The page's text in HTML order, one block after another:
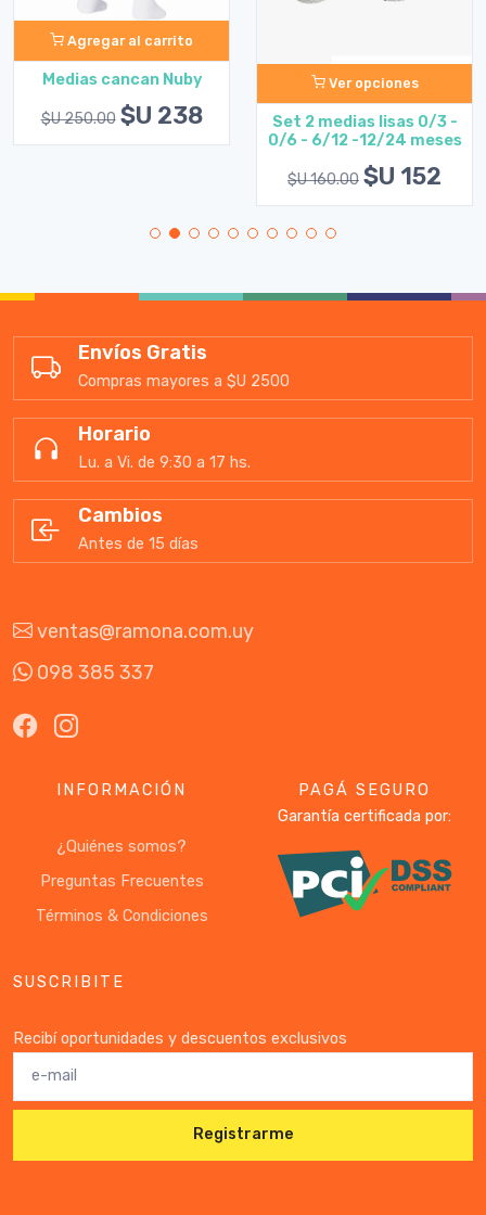
Agregar al carrito
Medias cancan Nuby
$U 250.00 $U 238
Ver opciones
Set 2 medias lisas 0/3 -
0/6 - 6/12 -12/24 meses
$U 160.00 $U 152
Envíos Gratis
Compras mayores a $U 2500
Horario
Lu. a Vi. de 9:30 a 17 hs.
Cambios
Antes de 15 días
ventas@ramona.com.uy
098 385 337
INFORMACIÓN
¿Quiénes somos?
Preguntas Frecuentes
Términos & Condiciones
PAGÁ SEGURO
Garantía certificada por:
SUSCRIBITE
Recibí oportunidades y descuentos exclusivos
Registrarme